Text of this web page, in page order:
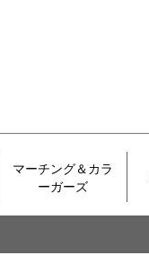
マーチング＆カラ
ーガーズ